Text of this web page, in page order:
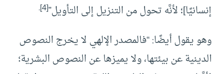
إنسانيًا]؛ لأنَّه تحول من التنزيل إلى التأويل”[4]
.
وهو يقول أيضًا: “فالمصدر الإلهي لا يخرج النصوص
الدينية عن بيئتها، ولا يميزها عن النصوص البشرية؛